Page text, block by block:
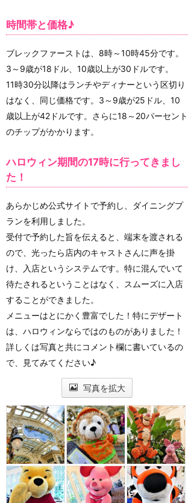
時間帯と価格♪
ブレックファーストは、8時～10時45分です。
3～9歳が18ドル、10歳以上が30ドルです。
11時30分以降はランチやディナーという区切り
はなく、同じ価格です。3～9歳が25ドル、10
歳以上が42ドルです。さらに18～20パーセント
のチップがかかります。
ハロウィン期間の17時に行ってきまし
た！
あらかじめ公式サイトで予約し、ダイニングプ
ランを利用しました。
受付で予約した旨を伝えると、端末を渡される
ので、光ったら店内のキャストさんに声を掛
け、入店というシステムです。特に混んでいて
待たされるということはなく、スムーズに入店
することができました。
メニューはとにかく豊富でした！特にデザート
は、ハロウィンならではのものがありました！
詳しくは写真と共にコメント欄に書いているの
で、見てみてください♪
写真を拡大